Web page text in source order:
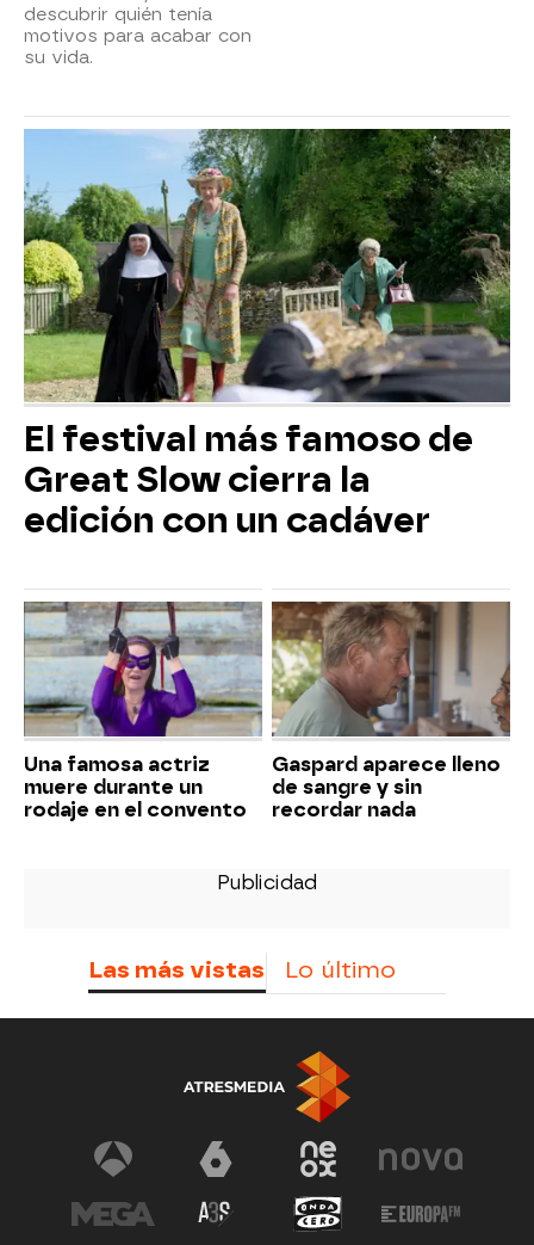
descubrir quién tenía
motivos para acabar con
su vida.
El festival más famoso de
Great Slow cierra la
edición con un cadáver
Una famosa actriz
muere durante un
rodaje en el convento
Gaspard aparece lleno
de sangre y sin
recordar nada
Las más vistas Lo último